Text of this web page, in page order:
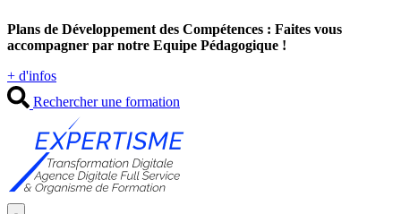
au
contenu
Plans de Développement des Compétences : Faites vous
accompagner par notre Equipe Pédagogique !
+ d'infos
Rechercher une formation